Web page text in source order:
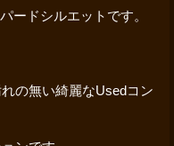
ードシルエットです。
の無い綺麗なUsedコン